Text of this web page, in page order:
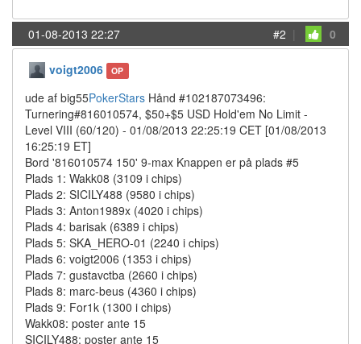
01-08-2013 22:27 #2 | 0
voigt2006 OP
ude af big55PokerStars Hånd #102187073496:
Turnering#816010574, $50+$5 USD Hold'em No Limit -
Level VIII (60/120) - 01/08/2013 22:25:19 CET [01/08/2013
16:25:19 ET]
Bord '816010574 150' 9-max Knappen er på plads #5
Plads 1: Wakk08 (3109 i chips)
Plads 2: SICILY488 (9580 i chips)
Plads 3: Anton1989x (4020 i chips)
Plads 4: barisak (6389 i chips)
Plads 5: SKA_HERO-01 (2240 i chips)
Plads 6: voigt2006 (1353 i chips)
Plads 7: gustavctba (2660 i chips)
Plads 8: marc-beus (4360 i chips)
Plads 9: For1k (1300 i chips)
Wakk08: poster ante 15
SICILY488: poster ante 15